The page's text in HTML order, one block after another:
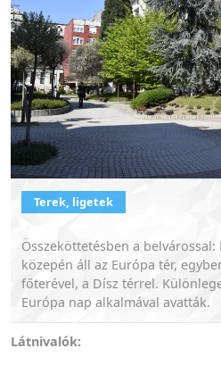
Terek, ligetek
Összeköttetésben a
közepén áll az Európa tér,
főterével, a Dísz térrel.
Európa nap alkalmával avatták.
Látnivalók: